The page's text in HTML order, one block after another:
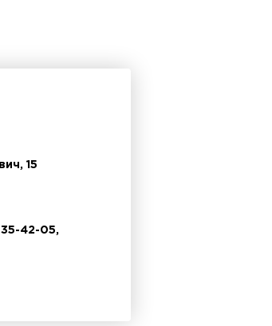
15
35-42-05,